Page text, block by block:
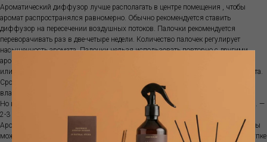
Ароматический диффузор лучше располагать в центре помещения , чтобы
аромат распространялся равномерно. Обычно рекомендуется ставить
диффузор на пересечении воздушных потоков. Палочки рекомендуется
переворачивать раз в две-четыре недели. Количество палочек регулирует
насыщенность аромата. Палочки нельзя использовать повторно с другими
ароматами. Диффузор не рекомендуются ставить на прямой солнечный свет
или ставить рядом с источниками тепла, так как ускоряется испарение аромата.
Срок ароматизации зависит от характеристик помещения, температуры,
влажности и места размещения диффузора.
Но в среднем объема100 мл хватит примерно на 1-1.5 месяца; объема 250 мл. —
2-3 месяца, а емкости 500 мл. — обычно 3-5 месяцев.
Аромат поставляется с бамбуковыми палочками. Если аромат закончился, вы
можете приобрести рефилл. Это более выгодно, так как при изначальной покупке